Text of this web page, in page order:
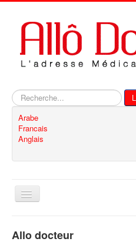
Rechercher
Arabe
Francais
Anglais
Basculer
Allo docteur